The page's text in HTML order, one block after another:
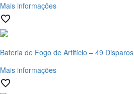
Mais informações
Bateria de Fogo de Artifício – 49 Disparos
Mais informações